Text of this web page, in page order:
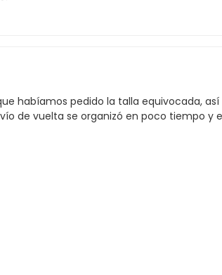
habíamos pedido la talla equivocada, así
de vuelta se organizó en poco tiempo y